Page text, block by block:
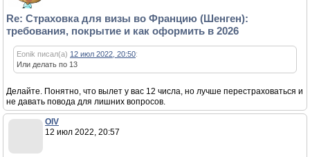
Re: Страховка для визы во Францию (Шенген):
требования, покрытие и как оформить в 2026
Eonik писал(а) 12 июл 2022, 20:50:
Или делать по 13
Делайте. Понятно, что вылет у вас 12 числа, но лучше перестраховаться и
не давать повода для лишних вопросов.
OlV
12 июл 2022, 20:57